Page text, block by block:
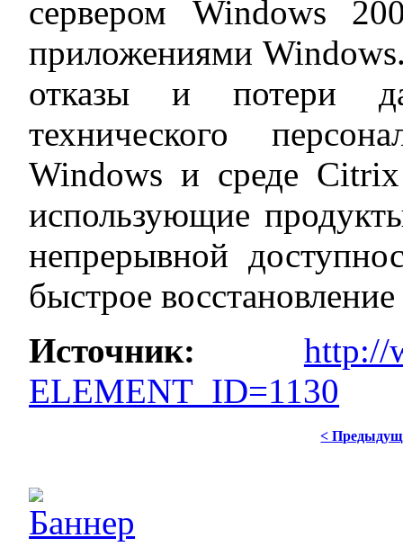
сервером Windows
приложениями
отказы и потери
технического
Windows и среде
использующие
непрерывной
быстрое
Источник:
http://
ELEMENT_ID=1130
<